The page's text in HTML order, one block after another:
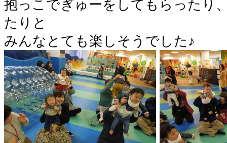
抱っこでぎゅーをしてもらったり
たりと
みんなとても楽しそうでした♪